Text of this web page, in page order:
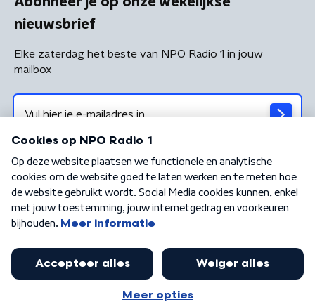
nieuwsbrief
Elke zaterdag het beste van NPO Radio 1 in jouw
mailbox
Algemene voorwaarden Privacybeleid